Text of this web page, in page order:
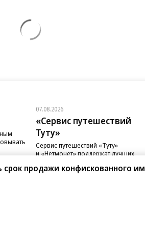
07.08.2026
«Сервис путешествий
Туту»
Сервис путешествий «Туту»
и «Нетмонет» поддержат лучших
продажи конфискованного